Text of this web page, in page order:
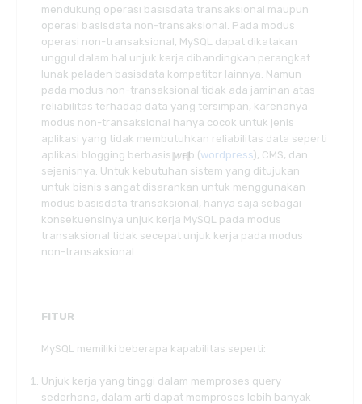
mendukung operasi basisdata transaksional maupun
operasi basisdata non-transaksional. Pada modus
operasi non-transaksional, MySQL dapat dikatakan
unggul dalam hal unjuk kerja dibandingkan perangkat
lunak peladen basisdata kompetitor lainnya. Namun
pada modus non-transaksional tidak ada jaminan atas
reliabilitas terhadap data yang tersimpan, karenanya
modus non-transaksional hanya cocok untuk jenis
aplikasi yang tidak membutuhkan reliabilitas data seperti
aplikasi blogging berbasis web (wordpress), CMS, dan
sejenisnya. Untuk kebutuhan sistem yang ditujukan
untuk bisnis sangat disarankan untuk menggunakan
modus basisdata transaksional, hanya saja sebagai
konsekuensinya unjuk kerja MySQL pada modus
transaksional tidak secepat unjuk kerja pada modus
non-transaksional.
FITUR
MySQL memiliki beberapa kapabilitas seperti:
Unjuk kerja yang tinggi dalam memproses query
sederhana, dalam arti dapat memproses lebih banyak